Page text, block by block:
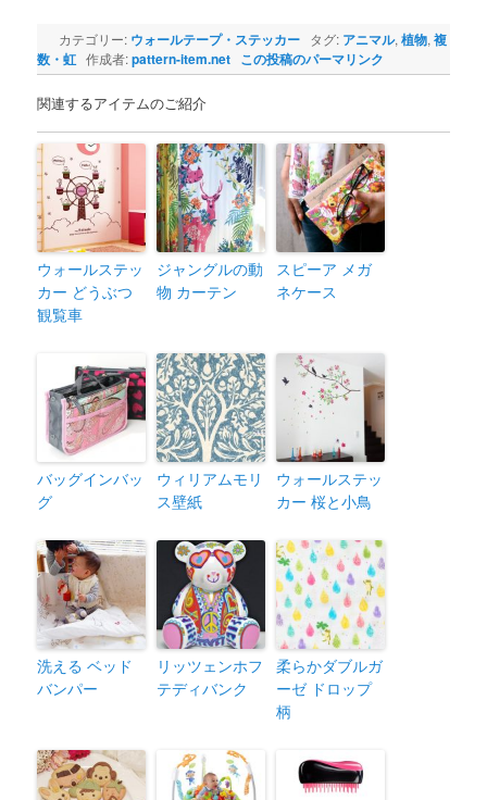
カテゴリー: ウォールテープ・ステッカー タグ: アニマル,植物,複
数・虹 作成者:pattern-item.net この投稿のパーマリンク
関連するアイテムのご紹介
ウォールステッ
カー どうぶつ
観覧車
ジャングルの動
物 カーテン
スピーア メガ
ネケース
バッグインバッ
グ
ウィリアムモリ
ス壁紙
ウォールステッ
カー 桜と小鳥
洗える ベッド
バンパー
リッツェンホフ
テディバンク
柔らかダブルガ
ーゼ ドロップ
柄